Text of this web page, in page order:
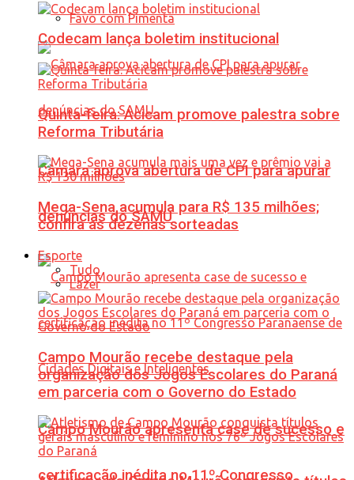
Favo com Pimenta
Câmara aprova abertura de CPI para apurar
denúncias do SAMU
Campo Mourão apresenta case de sucesso e
certificação inédita no 11º Congresso
Codecam lança boletim institucional
Quinta-feira: Acicam promove palestra sobre
Reforma Tributária
Mega-Sena acumula para R$ 135 milhões;
confira as dezenas sorteadas
Esporte
Tudo
Lazer
Campo Mourão recebe destaque pela
organização dos Jogos Escolares do Paraná
em parceria com o Governo do Estado